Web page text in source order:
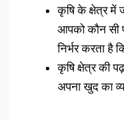
कृषि के क्षेत्र में
आपको कौन सी
निर्भर करता है
कृषि क्षेत्र की
अपना खुद का